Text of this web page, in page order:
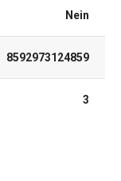
Nein
8592973124859
3